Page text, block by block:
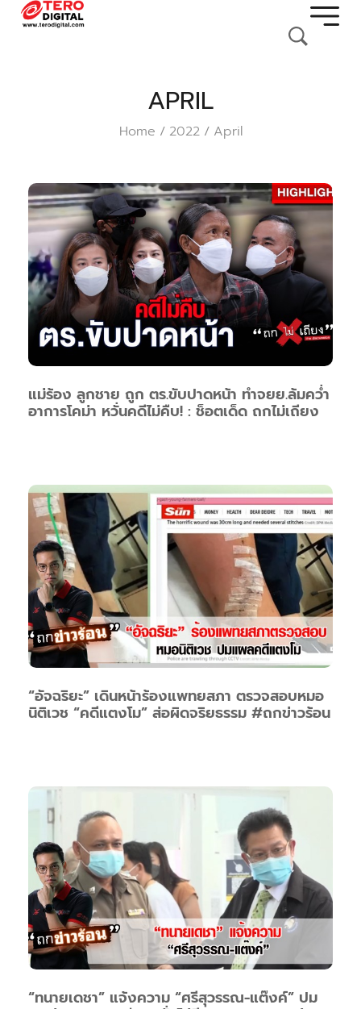
APRIL
Home / 2022 / April
แม่ร้อง ลูกชาย ถูก ตร.ขับปาดหน้า ทำจยย.ล้มคว่ำ
อาการโคม่า หวั่นคดีไม่คืบ! : ช็อตเด็ด ถกไม่เถียง
“อัจฉริยะ” เดินหน้าร้องแพทยสภา ตรวจสอบหมอ
นิติเวช “คดีแตงโม” ส่อผิดจริยธรรม #ถกข่าวร้อน
“ทนายเดชา” แจ้งความ “ศรีสุวรรณ-แต๊งค์” ปม